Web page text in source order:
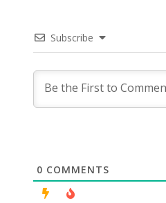
Subscribe
0 COMMENTS